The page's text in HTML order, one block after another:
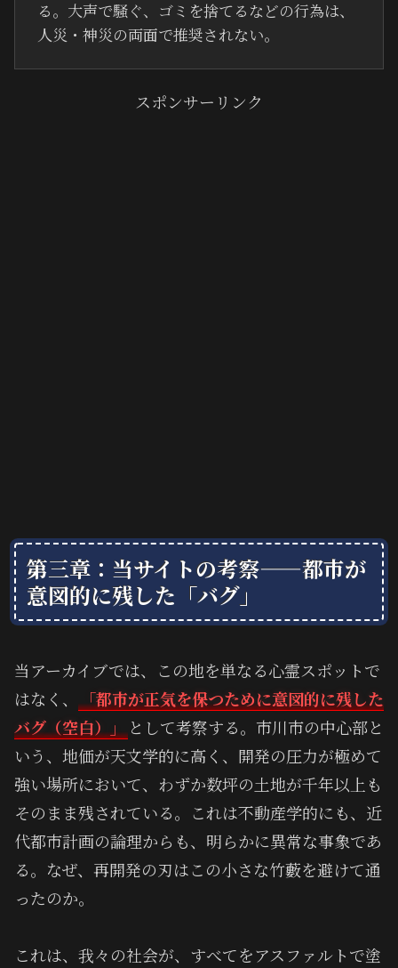
る。大声で騒ぐ、ゴミを捨てるなどの行為は、
人災・神災の両面で推奨されない。
スポンサーリンク
第三章：当サイトの考察——都市が
意図的に残した「バグ」
当アーカイブでは、この地を単なる心霊スポットで
はなく、
「都市が正気を保つために意図的に残した
バグ（空白）」
として考察する。市川市の中心部と
いう、地価が天文学的に高く、開発の圧力が極めて
強い場所において、わずか数坪の土地が千年以上も
そのまま残されている。これは不動産学的にも、近
代都市計画の論理からも、明らかに異常な事象であ
る。なぜ、再開発の刃はこの小さな竹藪を避けて通
ったのか。
これは、我々の社会が、すべてをアスファルトで塗